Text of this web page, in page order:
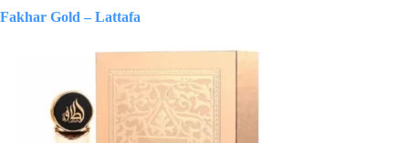
Fakhar Gold – Lattafa